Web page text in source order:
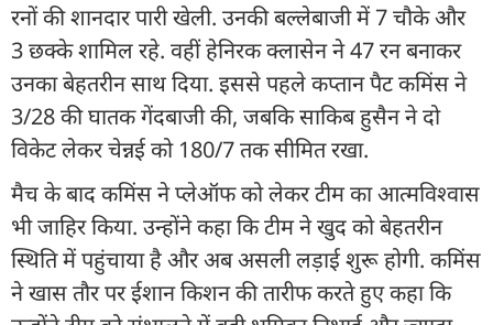
रनों की शानदार पारी खेली. उनकी बल्लेबाजी में 7 चौके और
3 छक्के शामिल रहे. वहीं हेनिरक क्लासेन ने 47 रन बनाकर
उनका बेहतरीन साथ दिया. इससे पहले कप्तान पैट कमिंस ने
3/28 की घातक गेंदबाजी की, जबकि साकिब हुसैन ने दो
विकेट लेकर चेन्नई को 180/7 तक सीमित रखा.
मैच के बाद कमिंस ने प्लेऑफ को लेकर टीम का आत्मविश्वास
भी जाहिर किया. उन्होंने कहा कि टीम ने खुद को बेहतरीन
स्थिति में पहुंचाया है और अब असली लड़ाई शुरू होगी. कमिंस
ने खास तौर पर ईशान किशन की तारीफ करते हुए कहा कि